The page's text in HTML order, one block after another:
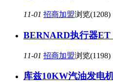
11-01 招商加盟浏览(1208)
BERNARD执行器ET
11-01 招商加盟浏览(1198)
库兹10KW汽油发电